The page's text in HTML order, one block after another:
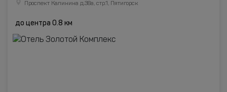
Проспект Калинина д.38а, стр.1, Пятигорск
до центра 0.8 км